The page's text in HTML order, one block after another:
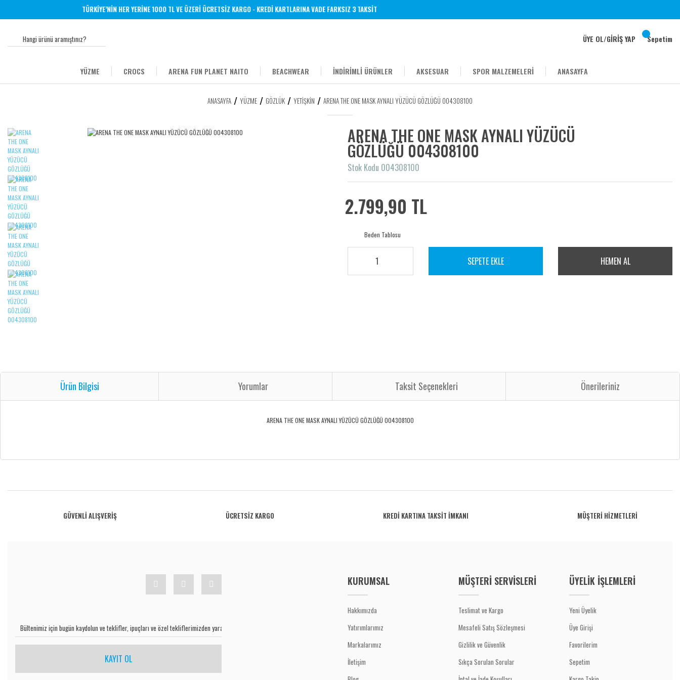
TÜRKİYE’NİN HER YERİNE 1000 TL VE ÜZERİ ÜCRETSİZ KARGO - KREDİ KARTLARINA VADE FARKSIZ 3 TAKSİT
ÜYE OL/GİRİŞ YAP Sepetim
YÜZME CROCS ARENA FUN PLANET NAITO BEACHWEAR İNDİRİMLİ ÜRÜNLER AKSESUAR SPOR MALZEMELERİ ANASAYFA
ANASAYFA YÜZME GÖZLÜK YETIŞKIN ARENA THE ONE MASK AYNALI YÜZÜCÜ GÖZLÜĞÜ 004308100
ARENA THE ONE MASK AYNALI YÜZÜCÜ
GÖZLÜĞÜ 004308100
Stok Kodu 004308100
2.799,90 TL
Beden Tablosu
SEPETE EKLE HEMEN AL
Ürün Bilgisi Yorumlar Taksit Seçenekleri Önerileriniz
ARENA THE ONE MASK AYNALI YÜZÜCÜ GÖZLÜĞÜ 004308100
Görüş ve önerileriniz için teşekkür ederiz.
Ürün resmi kalitesiz, bozuk veya görüntülenemiyor.
GÜVENLİ ALIŞVERİŞ ÜCRETSİZ KARGO KREDİ KARTINA TAKSİT İMKANI MÜŞTERİ HİZMETLERİ
KAYIT OL
KURUMSAL
Hakkımızda
Yatırımlarımız
Markalarımız
İletişim
MÜŞTERİ SERVİSLERİ
Teslimat ve Kargo
Mesafeli Satış Sözleşmesi
Gizlilik ve Güvenlik
Sıkça Sorulan Sorular
ÜYELİK İŞLEMLERİ
Yeni Üyelik
Üye Girişi
Favorilerim
Sepetim